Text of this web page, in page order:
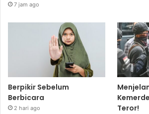
7 jam ago
Berpikir Sebelum
Berbicara
2 hari ago
Teror!